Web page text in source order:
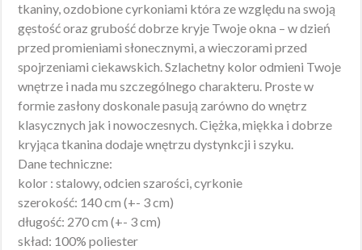
tkaniny, ozdobione cyrkoniami która ze względu na swoją
gęstość oraz grubość dobrze kryje Twoje okna – w dzień
przed promieniami słonecznymi, a wieczorami przed
spojrzeniami ciekawskich. Szlachetny kolor odmieni Twoje
wnętrze i nada mu szczególnego charakteru. Proste w
formie zasłony doskonale pasują zarówno do wnętrz
klasycznych jak i nowoczesnych. Ciężka, miękka i dobrze
kryjąca tkanina dodaje wnętrzu dystynkcji i szyku.
Dane techniczne:
kolor : stalowy, odcien szarości, cyrkonie
szerokość: 140 cm (+- 3 cm)
długość: 270 cm (+- 3 cm)
skład: 100% poliester